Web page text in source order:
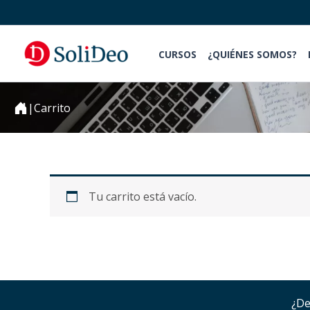
al
contenido
CURSOS ¿QUIÉNES SOMOS?
|Carrito
Tu carrito está vacío.